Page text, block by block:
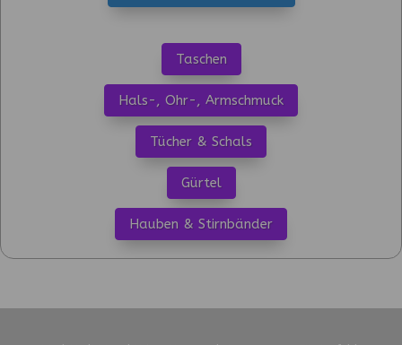
Taschen
Hals-, Ohr-, Armschmuck
Tücher & Schals
Gürtel
Hauben & Stirnbänder